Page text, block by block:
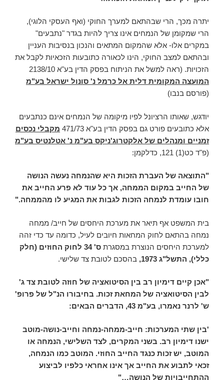
יתרה מכך, הרי שבהתאם למערך החוקי (ואף העסקי הלוגי),
הרי שמקומן של הנמחים אינו צריך להיות בגדר "נתבעים"
במקרים אלו- אלא שהמקום המתאים והנכון בנסיבות העניין
ובהתאם למצב החוקי, הינו לכאורה כתובעות הזכאיות לקבל את
הזכויות. (ראה למשל את הניתוח בפסק הדין בע"א 2138/10
המועצה המקומית דלית אל כרמל נ' סונול ישראל בע"מ
(פורסם בנבו)
יודגש, שאותו הרציונל לפיו מיקומה של הנמחים אינם כנתבעים
אלא כתובעים פורט גם בפסק הדין בע"א 471/73
מקבלי נכסים
זמניים ומנהלים של אלקטרוג'ניקס בע"מ נ' אטלנטיס בע"מ
(פ"ד כט(1) 121, כדלקמן:
"התוצאה של העברת הזכות היא שהנמחה נעשה הנושה
של החייב במקום הממחה, אך כל עוד לא פרע החייב את
חובו עומדת לנמחה הזכות לגבות את המגיע לו מהממחה."
בית המשפט אף תיאר את מערכת היחסים של חייב/ ממחה
נמחה בהתאם לחוק המחאות חיובים לעיל, כדומה עד כדי זהה
למערכת היחסים הנוצרת במסגרת
ס' 34 לחוק החוזים (חלק
כללי), התשל"ג 1973,
בהסכם לטובת צד שלישי.
"אכן קיים דימיון רב בין הסיטואציה של חוזה לטובת צד ג'
לבין הסיטואציה של המחאת זכות. בחיבורו הנ"ל של פרופ'
ש' לרנר נאמרו, בע"מ 43, הדברים הבאים:
'בין שתי המערכות: חייב-ממחה-נמחה וחייב-נושה-מוטב
ישנו דימיון רב. בשני המקרים, לצד השלישי, הנמחה או
המוטב, יש זכות כנגד החייב החוזי. המוטב כמו הנמחה,
זכאי לתבוע את החייב אך אינו אחראי כלפיו לביצוע
ההתחייבויות של הנושה…"